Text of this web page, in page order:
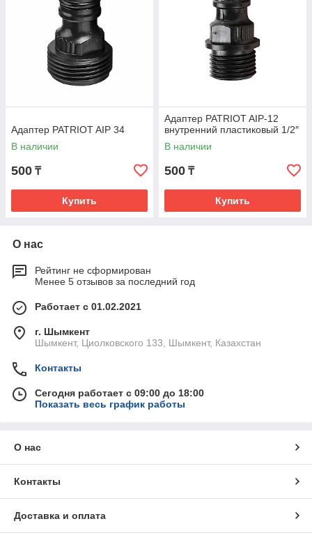
Адаптер PATRIOT AIP 34
В наличии
500 ₸
Купить
Адаптер PATRIOT AIP‑12
внутренний пластиковый 1/2″
В наличии
500 ₸
Купить
О нас
Рейтинг не сформирован
Менее 5 отзывов за последний год
Работает с 01.02.2021
г. Шымкент
Шымкент, Циолковского 133, Шымкент, Казахстан
Контакты
Сегодня работает с 09:00 до 18:00
Показать весь график работы
О нас
Контакты
Доставка и оплата